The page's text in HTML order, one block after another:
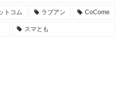
トコム ラブアン CoCome
スマとも